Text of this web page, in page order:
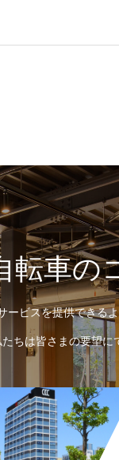
車の
ビスを提供できる
ちは皆さまの要望に